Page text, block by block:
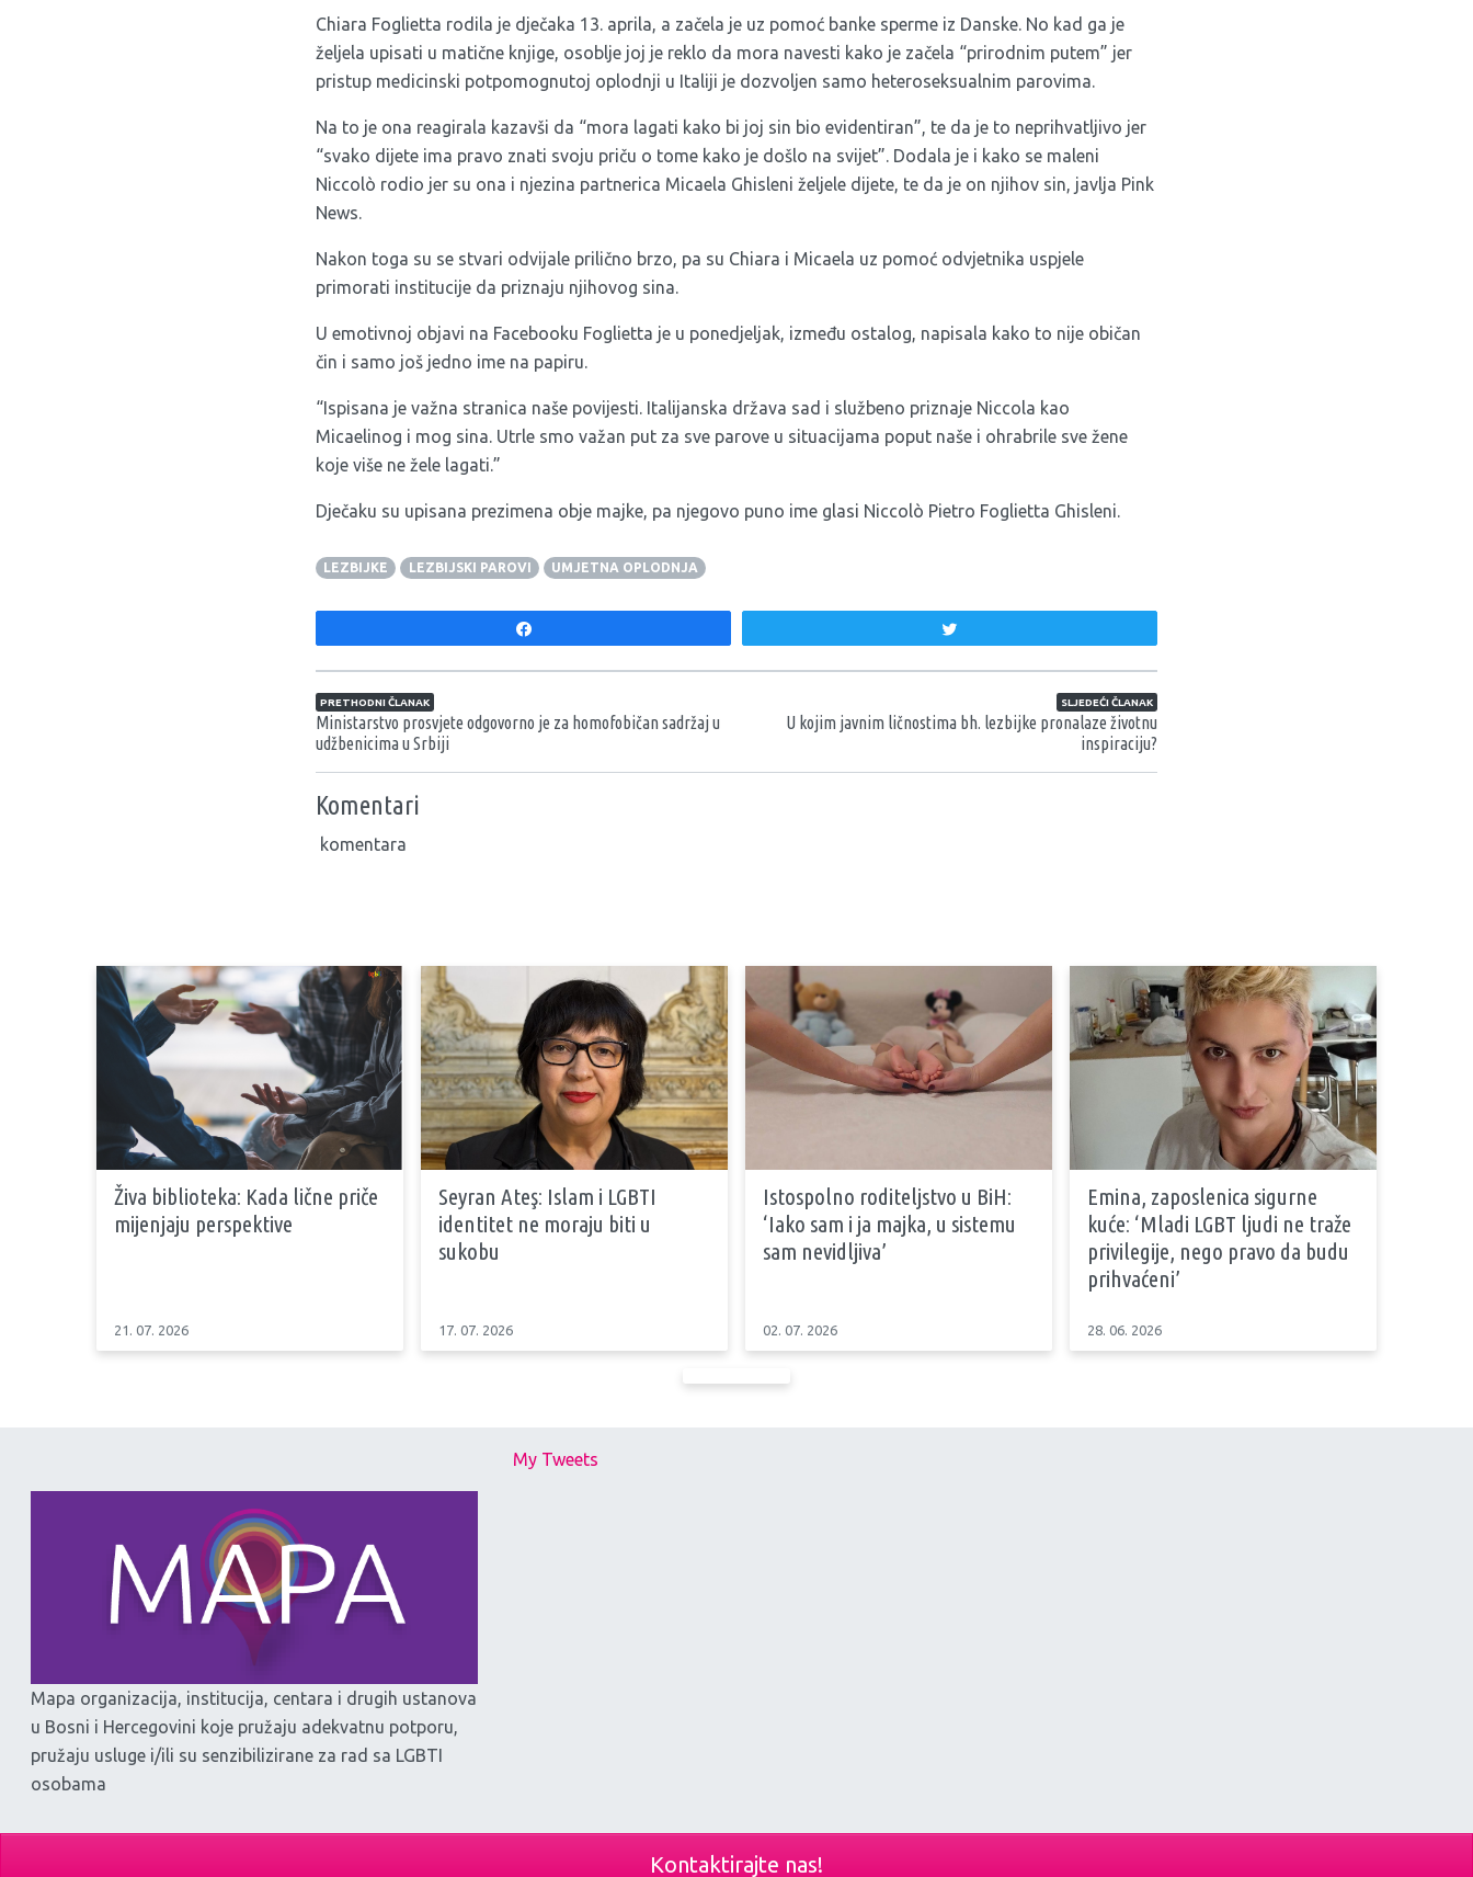
Chiara Foglietta rodila je dječaka 13. aprila, a začela je uz pomoć banke sperme iz Danske. No kad ga je
željela upisati u matične knjige, osoblje joj je reklo da mora navesti kako je začela “prirodnim putem” jer
pristup medicinski potpomognutoj oplodnji u Italiji je dozvoljen samo heteroseksualnim parovima.
Na to je ona reagirala kazavši da “mora lagati kako bi joj sin bio evidentiran”, te da je to neprihvatljivo jer
“svako dijete ima pravo znati svoju priču o tome kako je došlo na svijet”. Dodala je i kako se maleni
Niccolò rodio jer su ona i njezina partnerica Micaela Ghisleni željele dijete, te da je on njihov sin, javlja Pink
News.
Nakon toga su se stvari odvijale prilično brzo, pa su Chiara i Micaela uz pomoć odvjetnika uspjele
primorati institucije da priznaju njihovog sina.
U emotivnoj objavi na Facebooku Foglietta je u ponedjeljak, između ostalog, napisala kako to nije običan
čin i samo još jedno ime na papiru.
“Ispisana je važna stranica naše povijesti. Italijanska država sad i službeno priznaje Niccola kao
Micaelinog i mog sina. Utrle smo važan put za sve parove u situacijama poput naše i ohrabrile sve žene
koje više ne žele lagati.”
Dječaku su upisana prezimena obje majke, pa njegovo puno ime glasi Niccolò Pietro Foglietta Ghisleni.
LEZBIJKE LEZBIJSKI PAROVI UMJETNA OPLODNJA
Navigacija članaka
PRETHODNI ČLANAK
Ministarstvo prosvjete odgovorno je za homofobičan sadržaj u
udžbenicima u Srbiji
SLJEDEĆI ČLANAK
U kojim javnim ličnostima bh. lezbijke pronalaze životnu
inspiraciju?
Komentari
komentara
Živa biblioteka: Kada lične priče
mijenjaju perspektive
21. 07. 2026
Seyran Ateş: Islam i LGBTI
identitet ne moraju biti u
sukobu
17. 07. 2026
Istospolno roditeljstvo u BiH:
‘Iako sam i ja majka, u sistemu
sam nevidljiva’
02. 07. 2026
Emina, zaposlenica sigurne
kuće: ‘Mladi LGBT ljudi ne traže
privilegije, nego pravo da budu
prihvaćeni’
28. 06. 2026
Mapa organizacija, institucija, centara i drugih ustanova
u Bosni i Hercegovini koje pružaju adekvatnu potporu,
pružaju usluge i/ili su senzibilizirane za rad sa LGBTI
osobama
My Tweets
Kontaktirajte nas!